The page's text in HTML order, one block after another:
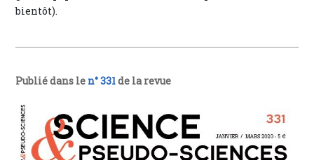
bientôt).
Publié dans le n° 331de la revue